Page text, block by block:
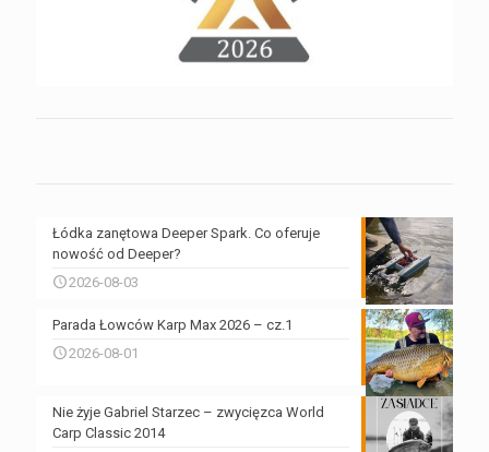
Łódka zanętowa Deeper Spark. Co oferuje
nowość od Deeper?
2026-08-03
Parada Łowców Karp Max 2026 – cz.1
2026-08-01
Nie żyje Gabriel Starzec – zwycięzca World
Carp Classic 2014